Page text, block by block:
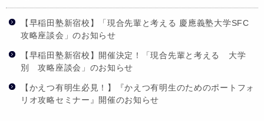
【早稲田塾新宿校】「現合先輩と考える 慶應義塾大学SFC
攻略座談会」のお知らせ
【早稲田塾新宿校】開催決定！「現合先輩と考える 大学
別 攻略座談会」のお知らせ
【かえつ有明生必見！】『かえつ有明生のためのポートフォ
リオ攻略セミナー』開催のお知らせ